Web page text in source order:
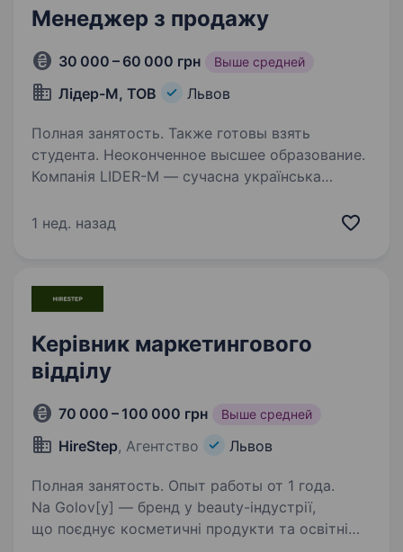
Менеджер з продажу
30 000 – 60 000 грн Выше средней
Лідер-М, ТОВ Львов
Полная занятость. Также готовы взять
студента. Неоконченное высшее образование.
Компанія LIDER-M — сучасна українська
рекламно-сувенірної продукції та друку
у звязку з розширенням…
1 нед. назад
Керівник маркетингового
відділу
70 000 – 100 000 грн Выше средней
HireStep, Агентство Львов
Полная занятость. Опыт работы от 1 года.
Na Golov[y] — бренд у beauty-індустрії,
що поєднує косметичні продукти та освітні